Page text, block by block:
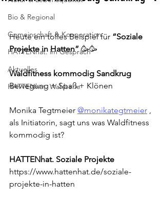
Bio & Regional
Gemeinschaft & Kooperation
HATTENhat. im Gespräch
Aktuelles
HATTENhat. Wahlserie
Heute ein tolles Beispiel für “Soziale
Projekte in Hatten” 🥳🥳
Waldfitness kommodig Sandkrug
Bewegung + Spaß + Klönen
Monika Tegtmeier @monikategtmeier ,
als Initiatorin, sagt uns was Waldfitness
kommodig ist?
HATTENhat. Soziale Projekte
https://www.hattenhat.de/soziale-
projekte-in-hatten